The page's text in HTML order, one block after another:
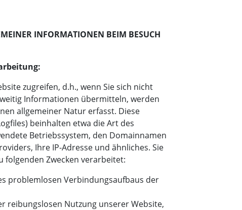
INFORMATIONEN BEIM BESUCH
zugreifen, d.h., wenn Sie sich nicht
Informationen übermitteln, werden
allgemeiner Natur erfasst. Diese
beinhalten etwa die Art des
Betriebssystem, den Domainnamen
Ihre IP-Adresse und ähnliches. Sie
folgenden Zwecken verarbeitet:
problemlosen Verbindungsaufbaus der
reibungslosen Nutzung unserer Website,